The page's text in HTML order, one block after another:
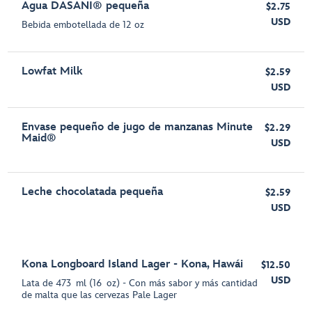
Agua DASANI® pequeña
Bebida embotellada de 12 oz
$2.75
USD
Lowfat Milk
$2.59
USD
Envase pequeño de jugo de manzanas Minute
Maid®
$2.29
USD
Leche chocolatada pequeña
$2.59
USD
Kona Longboard Island Lager - Kona, Hawái
Lata de 473 ml (16 oz) - Con más sabor y más cantidad
de malta que las cervezas Pale Lager
$12.50
USD